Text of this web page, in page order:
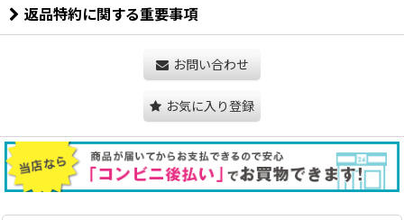
返品特約に関する重要事項
お問い合わせ
お気に入り登録